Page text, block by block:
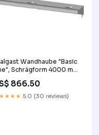
Wandhaube "Basic
Schrägform 4000 mm
600 mm mit
Typ B OK
866.50
5.0 (30 reviews)